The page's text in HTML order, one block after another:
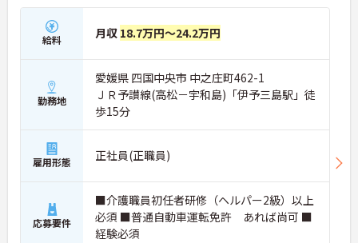
給料 月収 18.7万円～24.2万円
勤務地
愛媛県 四国中央市 中之庄町462-1
ＪＲ予讃線(高松－宇和島)「伊予三島駅」徒
歩15分
雇用形態 正社員(正職員)
応募要件
■介護職員初任者研修（ヘルパー2級）以上
必須 ■普通自動車運転免許 あれば尚可 ■
経験必須